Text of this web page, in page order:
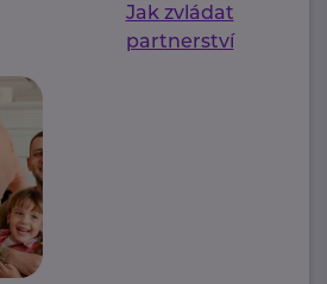
Jak zvládat
partnerství